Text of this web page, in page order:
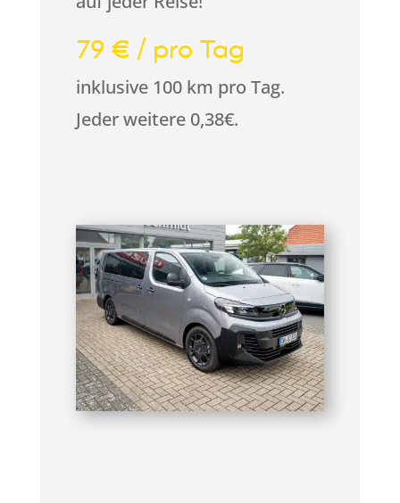
79 € / pro Tag
inklusive 100 km pro Tag.
Jeder weitere 0,38€.